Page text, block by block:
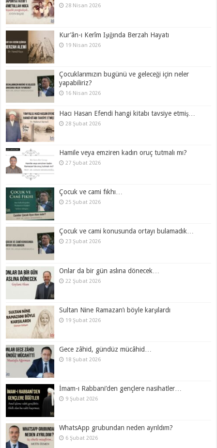
28 Nisan 2026
Kur’ân-ı Kerîm Işığında Berzah Hayatı
19 Nisan 2026
Çocuklarımızın bugünü ve geleceği için neler
yapabiliriz?
16 Nisan 2026
Hacı Hasan Efendi hangi kitabı tavsiye etmiş…
28 Şubat 2026
Hamile veya emziren kadın oruç tutmalı mı?
27 Şubat 2026
Çocuk ve cami fıkhı…
25 Şubat 2026
Çocuk ve cami konusunda ortayı bulamadık…
23 Şubat 2026
Onlar da bir gün aslına dönecek…
22 Şubat 2026
Sultan Nine Ramazan’ı böyle karşılardı
19 Şubat 2026
Gece zâhid, gündüz mücâhid…
18 Şubat 2026
İmam-ı Rabbani’den gençlere nasihatler…
9 Şubat 2026
WhatsApp grubundan neden ayrıldım?
6 Şubat 2026